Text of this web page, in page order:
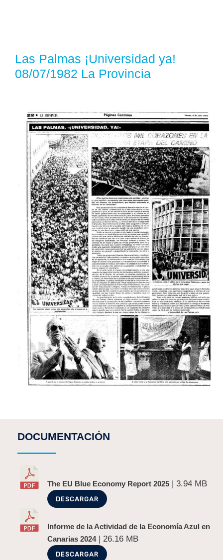
Las Palmas ¡Universidad ya!
08/07/1982 La Provincia
DOCUMENTACIÓN
The EU Blue Economy Report 2025 | 3.94 MB
DESCARGAR
Informe de la Actividad de la Economía Azul en
Canarias 2024| 26.16 MB
DESCARGAR